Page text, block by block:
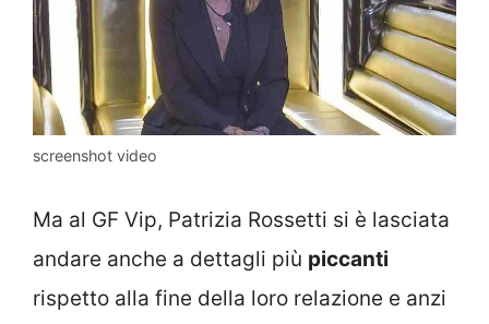
screenshot video
Ma al GF Vip, Patrizia Rossetti si è lasciata
andare anche a dettagli più piccanti
rispetto alla fine della loro relazione e anzi